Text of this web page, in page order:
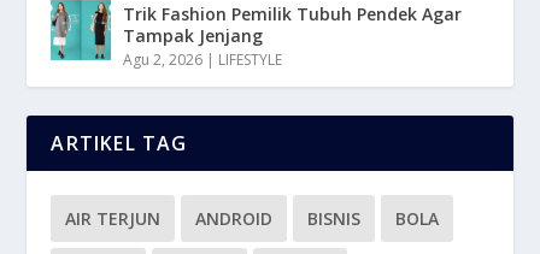
Trik Fashion Pemilik Tubuh Pendek Agar
Tampak Jenjang
Agu 2, 2026 | LIFESTYLE
ARTIKEL TAG
AIR TERJUN ANDROID BISNIS BOLA